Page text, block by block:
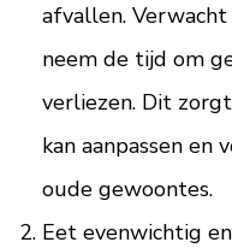
afvallen.
neem de tijd om
verliezen. Dit
kan aanpassen
oude gewoontes.
Eet evenwichtig